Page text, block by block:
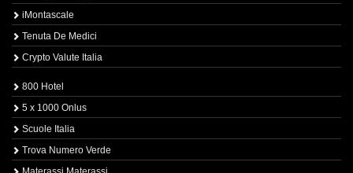
iMontascale
Tenuta De Medici
Crypto Valute Italia
800 Hotel
5 x 1000 Onlus
Scuole Italia
Trova Numero Verde